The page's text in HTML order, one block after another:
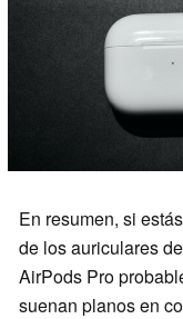
En resumen, si
de los auriculares
AirPods Pro
suenan planos en